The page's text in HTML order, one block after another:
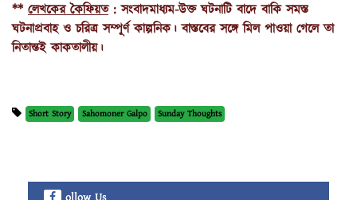
** লেখকের কৈফিয়ত: সংবাদমাধ্যম-উক্ত ঘটনাটি বাদে বাকি সমস্ত
ঘটনাপ্রবাহ ও চরিত্র সম্পূর্ণ কাল্পনিক। বাস্তবের সঙ্গে মিল পাওয়া গেলে তা
নিতান্তই কাকতালীয়।
Short Story Sahomoner Galpo Sunday Thoughts